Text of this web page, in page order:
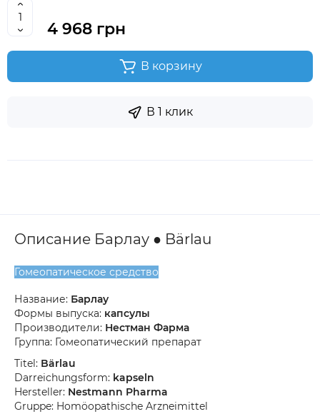
4 968 грн
В корзину
В 1 клик
Описание Барлау ● Bärlau
Гомеопатическое средство
Название: Барлау
Формы выпуска: капсулы
Производители: Нестман Фарма
Группа: Гомеопатический препарат
Titel: Bärlau
Darreichungsform: kapseln
Hersteller: Nestmann Pharma
Gruppe: Homöopathische Arzneimittel